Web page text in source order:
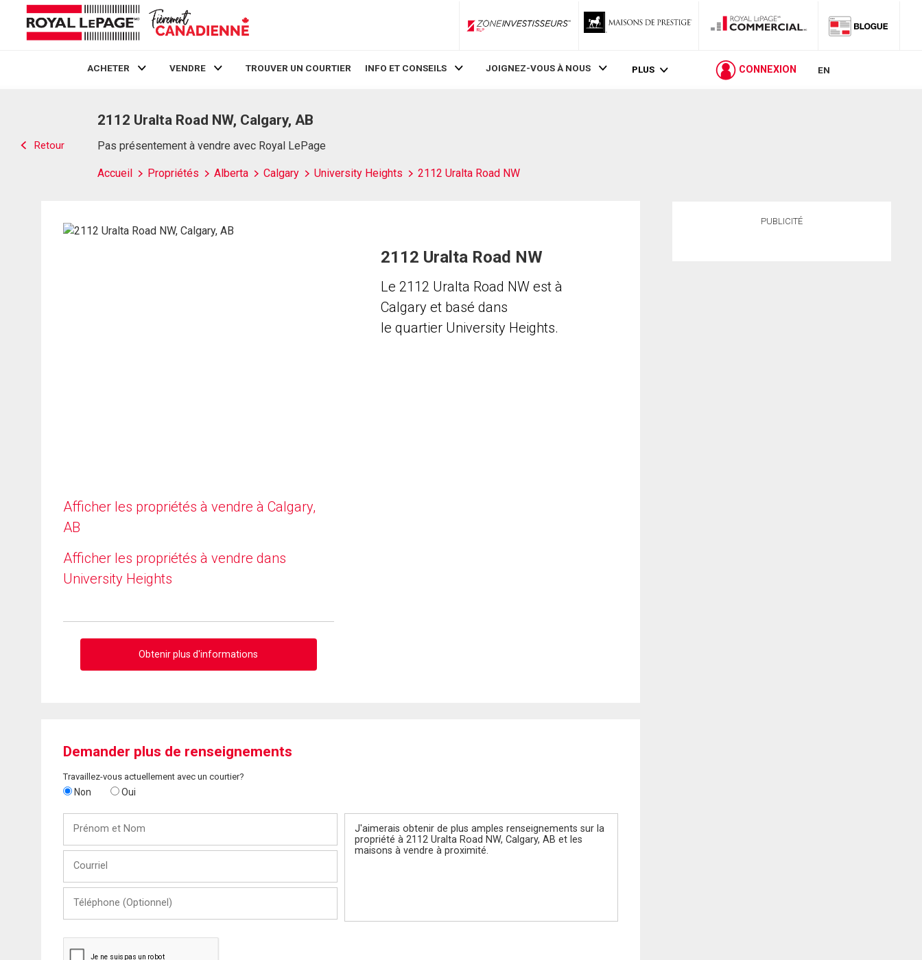
ZoneInvestisseurs RLP
ACHETER VENDRE TROUVER UN COURTIER INFO ET CONSEILS JOIGNEZ-VOUS À NOUS PLUS CONNEXION EN
Retour
2112 Uralta Road NW, Calgary, AB
Pas présentement à vendre avec Royal LePage
Accueil Propriétés Alberta Calgary University Heights 2112 Uralta Road NW
Afficher les propriétés à vendre à Calgary,
AB
Afficher les propriétés à vendre dans
University Heights
Obtenir plus d'informations
2112 Uralta Road NW
Le 2112 Uralta Road NW est à
Calgary et basé dans
le quartier University Heights.
Demander plus de renseignements
Travaillez-vous actuellement avec un courtier?
Non Oui
Nom
(Optionnel)
PUBLICITÉ